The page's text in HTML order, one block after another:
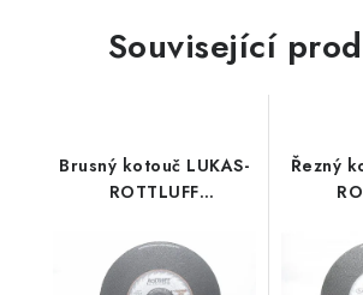
Související
Brusný kotouč LUKAS-
ROTTLUFF
Řezný